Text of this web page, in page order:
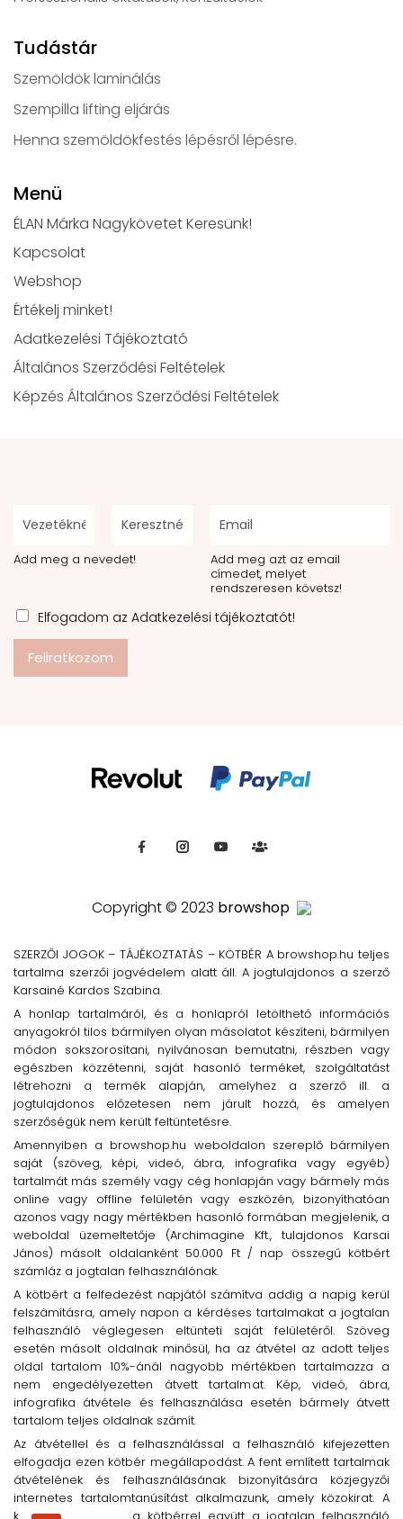
Tudástár
Szemöldök laminálás
Szempilla lifting eljárás
Henna szemöldökfestés lépésről lépésre.
Menü
ÉLAN Márka Nagykövetet Keresünk!
Kapcsolat
Webshop
Értékelj minket!
Adatkezelési Tájékoztató
Általános Szerződési Feltételek
Képzés Általános Szerződési Feltételek
Add meg a nevedet!
Add meg azt az email
címedet, melyet
rendszeresen követsz!
Elfogadom az Adatkezelési tájékoztatót!
Feliratkozom
Copyright © 2023 browshop
SZERZŐI JOGOK – TÁJÉKOZTATÁS – KÖTBÉR A browshop.hu teljes
tartalma szerzői jogvédelem alatt áll. A jogtulajdonos a szerző
Karsainé Kardos Szabina.
A honlap tartalmáról, és a honlapról letölthető információs
anyagokról tilos bármilyen olyan másolatot készíteni, bármilyen
módon sokszorosítani, nyilvánosan bemutatni, részben vagy
egészben közzétenni, saját hasonló terméket, szolgáltatást
létrehozni a termék alapján, amelyhez a szerző ill. a
jogtulajdonos előzetesen nem járult hozzá, és amelyen
szerzőségük nem került feltüntetésre.
Amennyiben a browshop.hu weboldalon szereplő bármilyen
saját (szöveg, képi, videó, ábra, infografika vagy egyéb)
tartalmát más személy vagy cég honlapján vagy bármely más
online vagy offline felületén vagy eszközén, bizonyíthatóan
azonos vagy nagy mértékben hasonló formában megjelenik, a
weboldal üzemeltetője (Archimagine Kft., tulajdonos Karsai
János) másolt oldalanként 50.000 Ft / nap összegű kötbért
számláz a jogtalan felhasználónak.
A kötbért a felfedezést napjától számítva addig a napig kerül
felszámításra, amely napon a kérdéses tartalmakat a jogtalan
felhasználó véglegesen eltünteti saját felületéről. Szöveg
esetén másolt oldalnak minősül, ha az átvétel az adott teljes
oldal tartalom 10%-ánál nagyobb mértékben tartalmazza a
nem engedélyezetten átvett tartalmat. Kép, videó, ábra,
infografika átvétele és felhasználása esetén bármely átvett
tartalom teljes oldalnak számít.
Az átvétellel és a felhasználással a felhasználó kifejezetten
elfogadja ezen kötbér megállapodást. A fent említett tartalmak
átvételének és felhasználásának bizonyítására közjegyzői
internetes tartalomtanúsítást alkalmazunk, amely közokirat. A